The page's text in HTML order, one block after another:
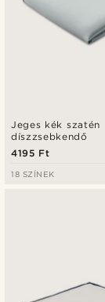
Jeges kék szatén
díszzsebkendő
4195 Ft
18 SZÍNEK